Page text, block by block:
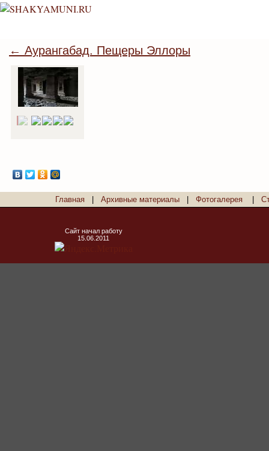
← Аурангабад. Пещеры Эллоры
Главная Архивные материалы Фотогалерея
Сайт начал работу
15.06.2011